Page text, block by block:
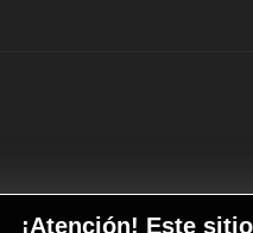
¡Atención! Este